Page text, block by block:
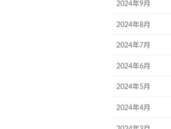
2024年9月
2024年8月
2024年7月
2024年6月
2024年5月
2024年4月